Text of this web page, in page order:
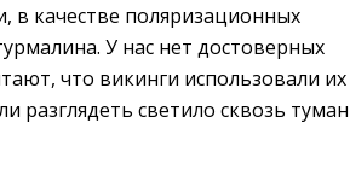
в качестве поляризационных
У нас нет достоверных
что викинги использовали их
разглядеть светило сквозь туман